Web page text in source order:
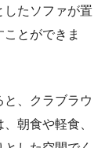
したソファが置
とができま
と、クラブラウ
朝食や軽食、